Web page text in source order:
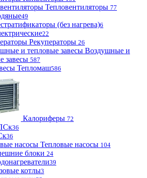
Тепловентиляторы 77
49
(без нагрева)6
22
Рекуператоры 26
Воздушные и
завесы 587
Тепломаш586
Калориферы 72
36
36
Тепловые насосы 104
блоки 24
39
котлы3